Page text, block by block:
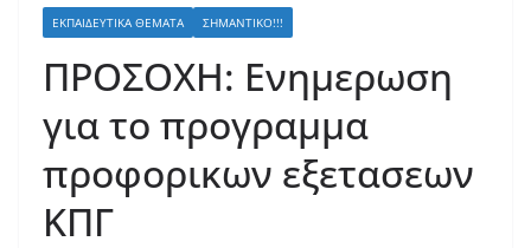
ΕΚΠΑΙΔΕΥΤΙΚΆ ΘΈΜΑΤΑ ΣΗΜΑΝΤΙΚΌ!!!
ΠΡΟΣΟΧΗ: Ενημερωση
για το προγραμμα
προφορικων εξετασεων
ΚΠΓ